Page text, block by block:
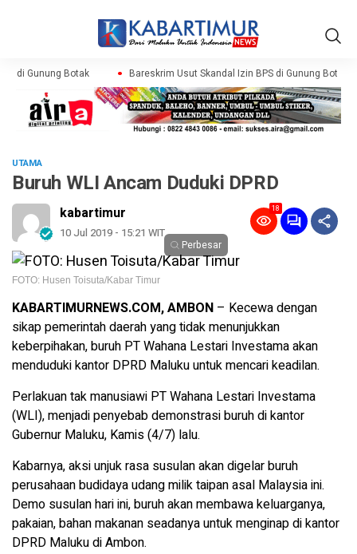
di Gunung Botak Bareskrim Usut Skandal Izin BPS di Gunung Botak
UTAMA
Buruh WLI Ancam Duduki DPRD
kabartimur
10 Jul 2019 - 15:21 WIT
18
Perbesar
FOTO: Husen Toisuta/Kabar Timur
KABARTIMURNEWS.COM, AMBON – Kecewa dengan
sikap pemerintah daerah yang tidak menunjukkan
keberpihakan, buruh PT Wahana Lestari Investama akan
menduduki kantor DPRD Maluku untuk mencari keadilan.
Perlakuan tak manusiawi PT Wahana Lestari Investama
(WLI), menjadi penyebab demonstrasi buruh di kantor
Gubernur Maluku, Kamis (4/7) lalu.
Kabarnya, aksi unjuk rasa susulan akan digelar buruh
perusahaan budidaya udang milik taipan asal Malaysia ini.
Demo susulan hari ini, buruh akan membawa keluarganya,
pakaian, bahan makanan seadanya untuk menginap di kantor
DPRD Maluku di Ambon.